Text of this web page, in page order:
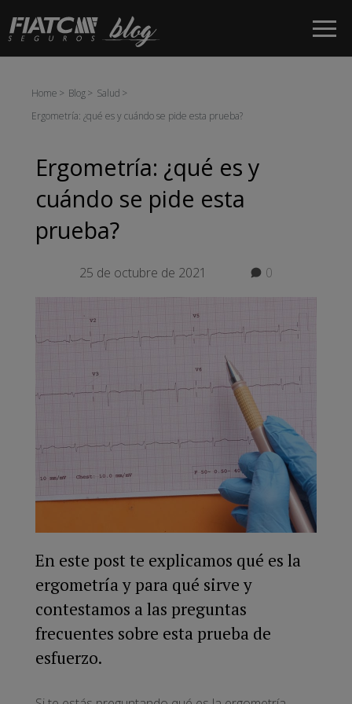
Saltar al contenido principal
Home Blog
Salud
Ergometría: ¿qué es y cuándo se pide esta prueba?
Ergometría: ¿qué es y
cuándo se pide esta
prueba?
25 de octubre de 2021 0
En este post te explicamos qué es la
ergometría y para qué sirve y
contestamos a las preguntas
frecuentes sobre esta prueba de
esfuerzo.